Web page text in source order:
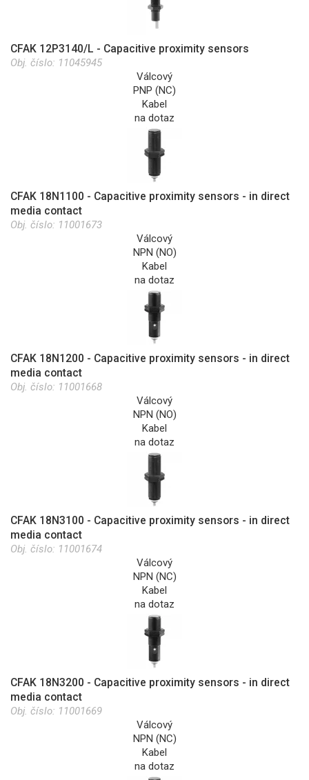
CFAK 12P3140/L - Capacitive proximity sensors
Obj. číslo: 11045945
Válcový
PNP (NC)
Kabel
na dotaz
CFAK 18N1100 - Capacitive proximity sensors - in direct
media contact
Obj. číslo: 11001673
Válcový
NPN (NO)
Kabel
na dotaz
CFAK 18N1200 - Capacitive proximity sensors - in direct
media contact
Obj. číslo: 11001668
Válcový
NPN (NO)
Kabel
na dotaz
CFAK 18N3100 - Capacitive proximity sensors - in direct
media contact
Obj. číslo: 11001674
Válcový
NPN (NC)
Kabel
na dotaz
CFAK 18N3200 - Capacitive proximity sensors - in direct
media contact
Obj. číslo: 11001669
Válcový
NPN (NC)
Kabel
na dotaz